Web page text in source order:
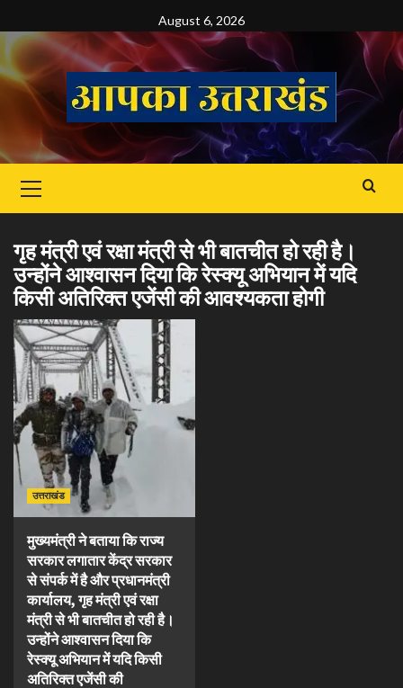
to
content
August 6, 2026
Menu
गृह मंत्री एवं रक्षा मंत्री से भी बातचीत हो रही है।
उन्होंने आश्वासन दिया कि रेस्क्यू अभियान में यदि
किसी अतिरिक्त एजेंसी की आवश्यकता होगी
उत्तराखंड
मुख्यमंत्री ने बताया कि राज्य
सरकार लगातार केंद्र सरकार
से संपर्क में है और प्रधानमंत्री
कार्यालय, गृह मंत्री एवं रक्षा
मंत्री से भी बातचीत हो रही है।
उन्होंने आश्वासन दिया कि
रेस्क्यू अभियान में यदि किसी
अतिरिक्त एजेंसी की